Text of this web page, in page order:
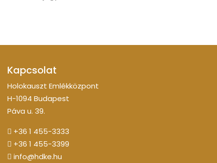
Kapcsolat
Holokauszt Emlékközpont
H-1094 Budapest
Páva u. 39.
+36 1 455-3333
+36 1 455-3399
info@hdke.hu